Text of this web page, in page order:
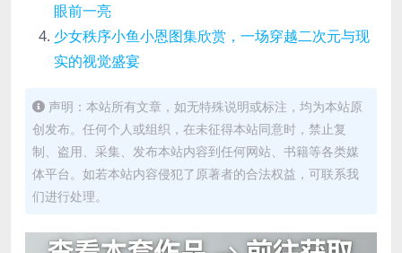
眼前一亮
少女秩序小鱼小恩图集欣赏，一场穿越二次元与现
实的视觉盛宴
声明：本站所有文章，如无特殊说明或标注，均为本站原
创发布。任何个人或组织，在未征得本站同意时，禁止复
制、盗用、采集、发布本站内容到任何网站、书籍等各类媒
体平台。如若本站内容侵犯了原著者的合法权益，可联系我
们进行处理。